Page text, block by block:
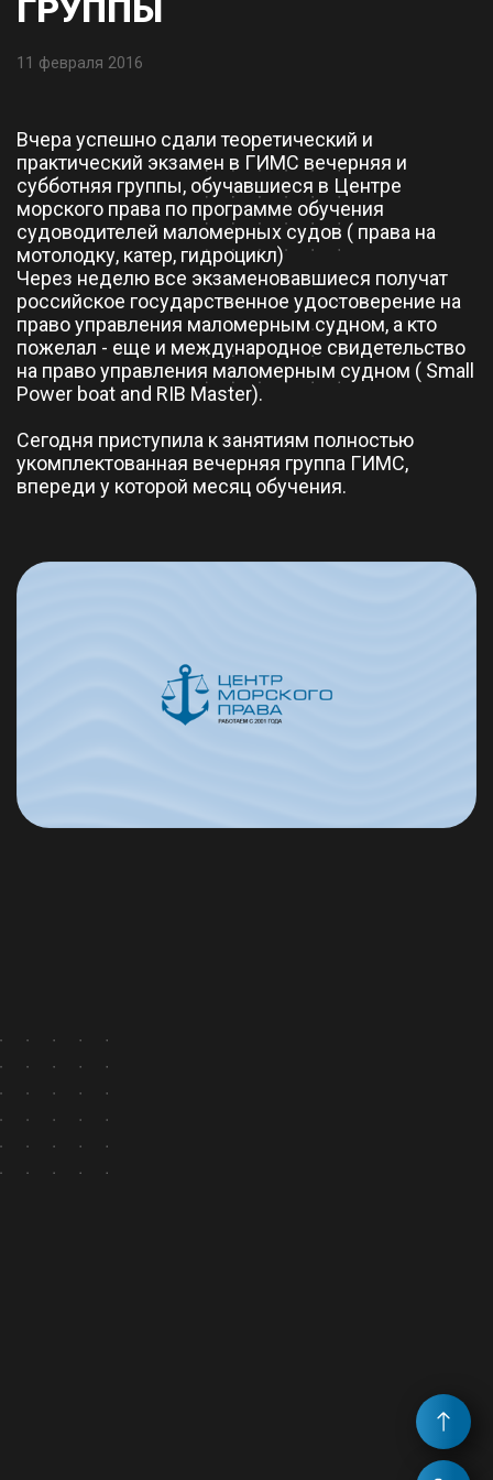
ГРУППЫ
11 февраля 2016
Вчера успешно сдали теоретический и
практический экзамен в ГИМС вечерняя и
субботняя группы, обучавшиеся в Центре
морского права по программе обучения
судоводителей маломерных судов ( права на
мотолодку, катер, гидроцикл)
Через неделю все экзаменовавшиеся получат
российское государственное удостоверение на
право управления маломерным судном, а кто
пожелал - еще и международное свидетельство
на право управления маломерным судном ( Small
Power boat and RIB Master).
Сегодня приступила к занятиям полностью
укомплектованная вечерняя группа ГИМС,
впереди у которой месяц обучения.